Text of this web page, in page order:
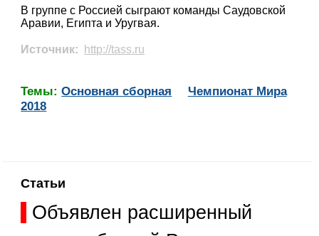
В группе с Россией сыграют команды Саудовской
Аравии, Египта и Уругвая.
Источник: http://tass.ru
Темы:Основная сборная
Чемпионат Мира
2018
Статьи
Объявлен расширенный